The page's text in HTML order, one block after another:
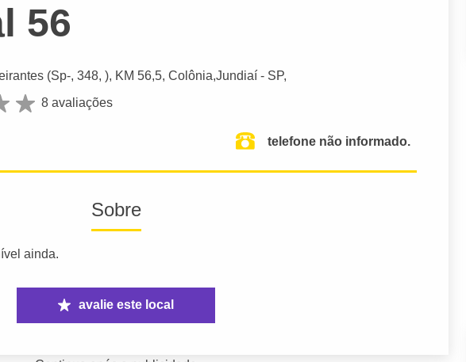
56
(Sp-, 348, ), KM 56,5, Colônia,Jundiaí - SP,
8 avaliações
telefone não informado.
Sobre
ainda.
avalie este local